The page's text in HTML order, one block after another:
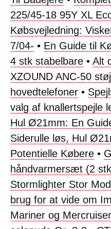
225/45-18 95Y XL
Købsvejledning:
7/04- • En Guide til
4 stk stabelbare • Alt
XZOUND ANC-50
hovedtelefoner •
valg af knallertspejle
Hul Ø21mm: En
Siderulle løs, Hul
Potentielle Købere •
håndvarmersæt (2
Stormlighter Stor
brug for at vide om
Mariner og Mercruiser